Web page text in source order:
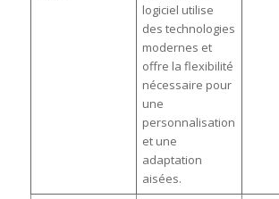
logiciel utilise
des technologies
modernes et
offre la flexibilité
nécessaire pour
une
personnalisation
et une
adaptation
aisées.